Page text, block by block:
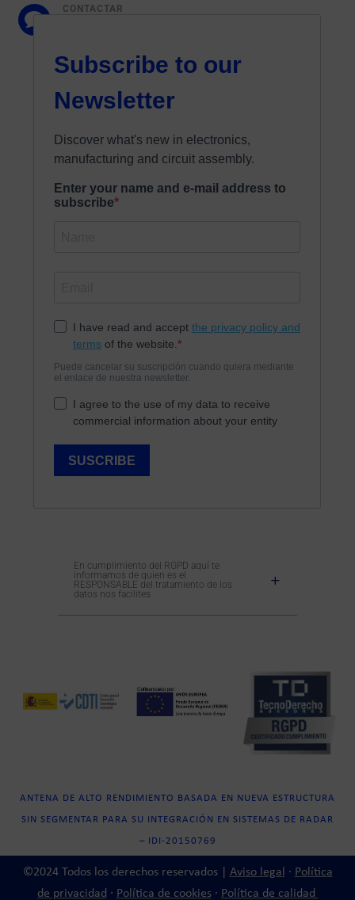

CONTACTAR
En cumplimiento del RGPD aquí te
informamos de quien es el
RESPONSABLE del tratamiento de los
datos nos facilites
ANTENA DE ALTO RENDIMIENTO BASADA EN NUEVA ESTRUCTURA
SIN SEGMENTAR PARA SU INTEGRACIÓN EN SISTEMAS DE RADAR
– IDI-20150769
©2024 Todos los derechos reservados | Aviso legal · Política
de privacidad · Política de cookies· Política de calidad